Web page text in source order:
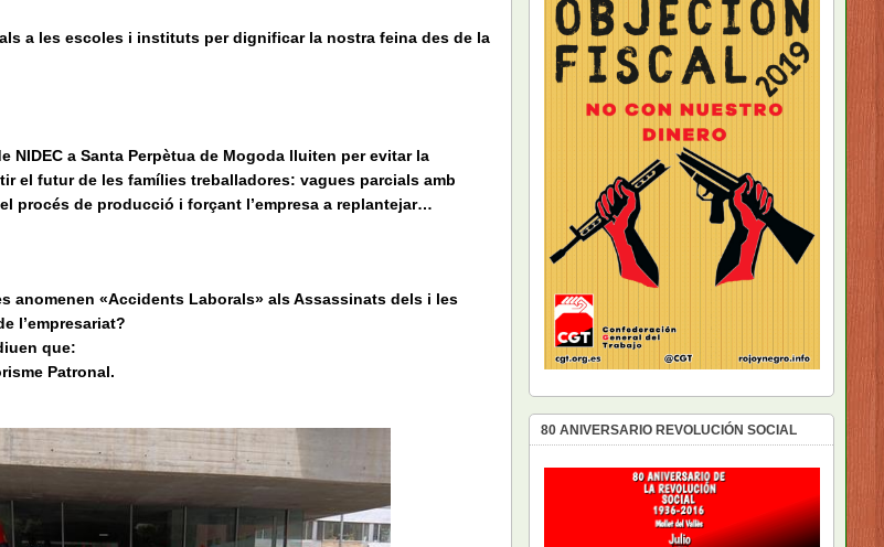
a les escoles i instituts per dignificar la nostra feina des de la
NIDEC a Santa Perpètua de Mogoda lluiten per evitar la
el futur de les famílies treballadores: vagues parcials amb
procés de producció i forçant l’empresa a replantejar…
anomenen «Accidents Laborals» als Assassinats dels i les
l’empresariat?
que:
Patronal.
80 ANIVERSARIO REVOLUCIÓN SOCIAL